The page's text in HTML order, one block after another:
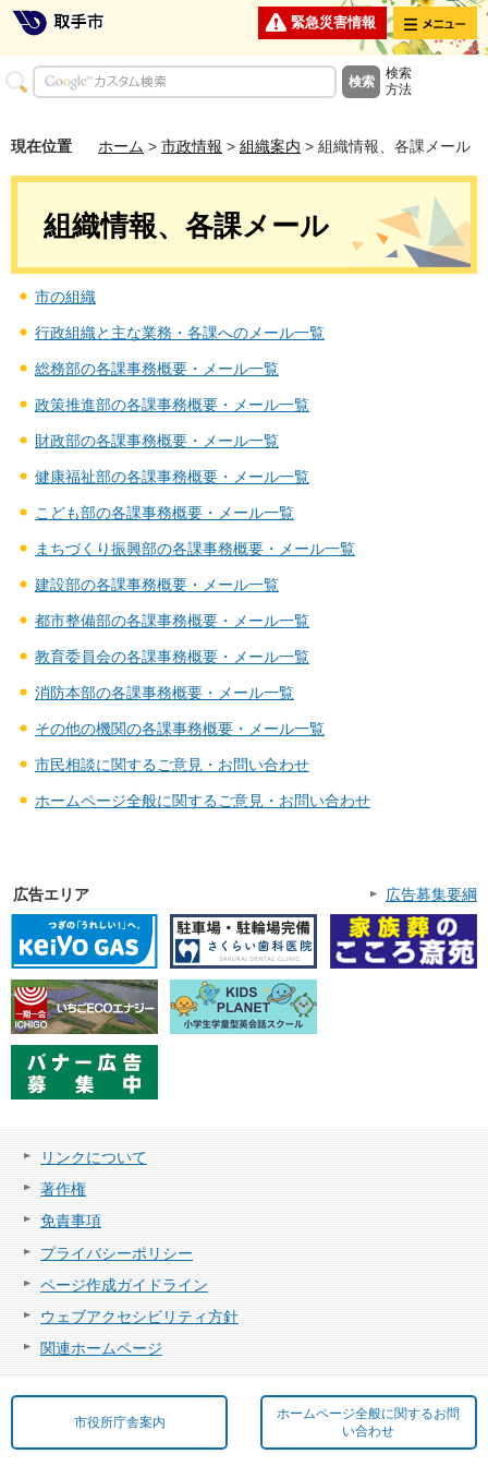
緊急災害情報 メニュー
検索
方法
現在位置 ホーム > 市政情報 > 組織案内 > 組織情報、各課メール
組織情報、各課メール
市の組織
行政組織と主な業務・各課へのメール一覧
総務部の各課事務概要・メール一覧
政策推進部の各課事務概要・メール一覧
財政部の各課事務概要・メール一覧
健康福祉部の各課事務概要・メール一覧
こども部の各課事務概要・メール一覧
まちづくり振興部の各課事務概要・メール一覧
建設部の各課事務概要・メール一覧
都市整備部の各課事務概要・メール一覧
教育委員会の各課事務概要・メール一覧
消防本部の各課事務概要・メール一覧
その他の機関の各課事務概要・メール一覧
市民相談に関するご意見・お問い合わせ
ホームページ全般に関するご意見・お問い合わせ
広告エリア 広告募集要綱
リンクについて
著作権
免責事項
プライバシーポリシー
ページ作成ガイドライン
ウェブアクセシビリティ方針
関連ホームページ
市役所庁舎案内
ホームページ全般に関するお問
い合わせ